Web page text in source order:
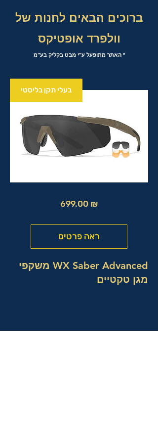
ברוכים הבאים לחנות של
וולפרד אופטיקס
* האתר מתופעל ע"י מבט בקליק בע"מ
בעלי תקן בליסטי
699.00 ₪מחיר
ראה פרטים
WX Saber Advanced משקפי
מגן טקטיים